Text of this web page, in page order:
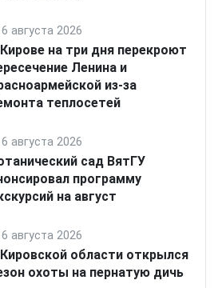
6 августа 2026
на три дня перекроют
Ленина и
из-за
теплосетей
6 августа 2026
сад ВятГУ
программу
на август
6 августа 2026
области открылся
охоты на пернатую дичь